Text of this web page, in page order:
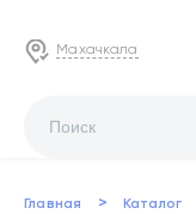
Махачкала
Главная > Каталог